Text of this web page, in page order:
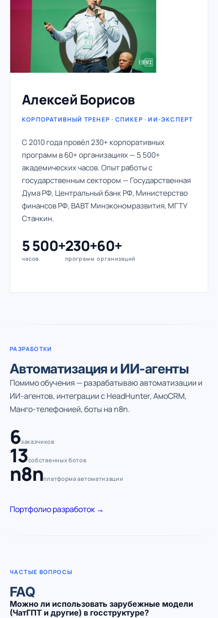
Алексей Борисов
КОРПОРАТИВНЫЙ ТРЕНЕР · СПИКЕР · ИИ-ЭКСПЕРТ
С 2010 года провёл 230+ корпоративных
программ в 60+ организациях — 5 500+
академических часов. Опыт работы с
государственным сектором — Государственная
Дума РФ, Центральный банк РФ, Министерство
финансов РФ, ВАВТ Минэкономразвития, МГТУ
Станкин.
5 500+
часов
230+
программ
60+
организаций
РАЗРАБОТКИ
Автоматизация и ИИ-агенты
Помимо обучения — разрабатываю автоматизации и
ИИ-агентов, интеграции с HeadHunter, АмоCRM,
Манго-телефонией, боты на n8n.
6заказчиков
13собственных ботов
n8nплатформа автоматизации
Портфолио разработок →
ЧАСТЫЕ ВОПРОСЫ
FAQ
Можно ли использовать зарубежные модели
(ЧатГПТ и другие) в госструктуре?